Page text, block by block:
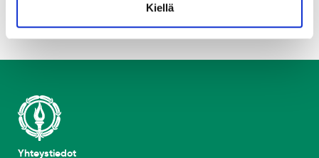
Kiellä
Yhteystiedot